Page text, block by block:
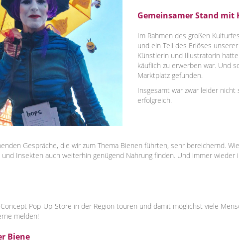
Gemeinsamer Stand
Im Rahmen des großen
und ein Teil des Erlöses
Künstlerin und Illustratorin
käuflich zu erwerben war. Und
Marktplatz gefunden.
Insgesamt war zwar leider
erfolgreich.
Gespräche, die wir zum Thema Bienen führten, sehr bereichernd.
Insekten auch weiterhin genügend Nahrung finden. Und immer
Pop-Up-Store in der Region touren und damit möglichst viele
melden!
Biene